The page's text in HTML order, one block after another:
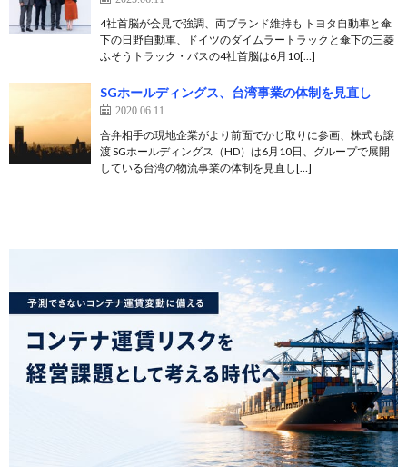
4社首脳が会見で強調、両ブランド維持も トヨタ自動車と傘
下の日野自動車、ドイツのダイムラートラックと傘下の三菱
ふそうトラック・バスの4社首脳は6月10[…]
SGホールディングス、台湾事業の体制を見直し
2020.06.11
合弁相手の現地企業がより前面でかじ取りに参画、株式も譲
渡 SGホールディングス（HD）は6月10日、グループで展開
している台湾の物流事業の体制を見直し[…]